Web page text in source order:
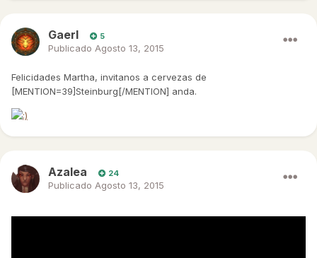
Gaerl 5
Publicado Agosto 13, 2015
Felicidades Martha, invitanos a cervezas de
[MENTION=39]Steinburg[/MENTION] anda.
Azalea 24
Publicado Agosto 13, 2015